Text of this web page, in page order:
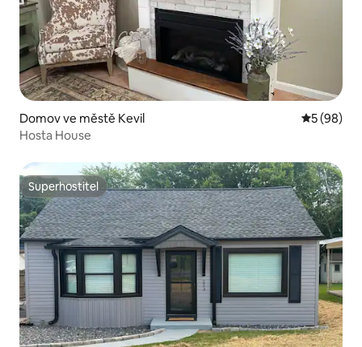
Domov ve městě Kevil Průměrné
5 (98)
Hosta House
Superhostitel
Superhostitel